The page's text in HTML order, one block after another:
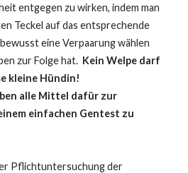
entgegen zu wirken, indem man
Teckel auf das entsprechende
eine Verpaarung wählen
zur Folge hat. Kein Welpe darf
kleine Hündin!
alle Mittel dafür zur
einfachen Gentest zu
Pflichtuntersuchung der